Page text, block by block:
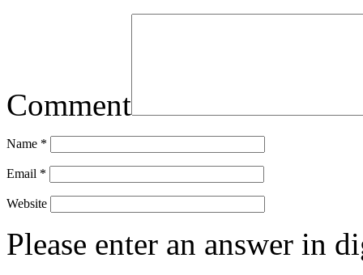
Comment
Name *
Email *
Website
Please enter an answer in